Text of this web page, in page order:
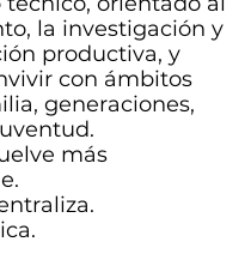
la investigación y
productiva, y
con ámbitos
generaciones,
más